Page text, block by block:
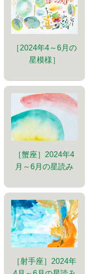
［2024年4～6月の
星模様］
［蟹座］2024年4
月～6月の星読み
［射手座］2024年